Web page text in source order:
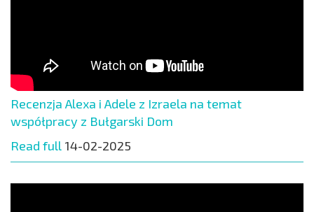
Recenzja Alexa i Adele z Izraela na temat
współpracy z Bułgarski Dom
Read full 14-02-2025